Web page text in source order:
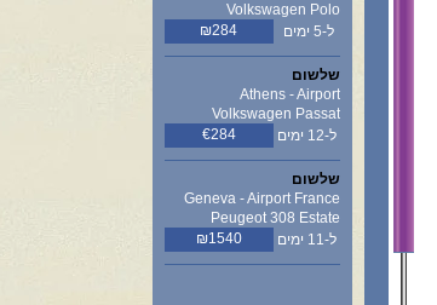
Volkswagen Polo
₪284
ל-5 ימים
שלשום
Athens - Airport
Volkswagen Passat
€284
ל-12 ימים
שלשום
Geneva - Airport France
Peugeot 308 Estate
₪1540
ל-11 ימים